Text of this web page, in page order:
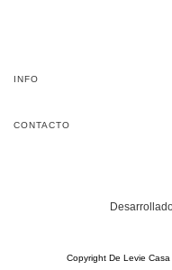
INFO
CONTACTO
Copyright De Levie